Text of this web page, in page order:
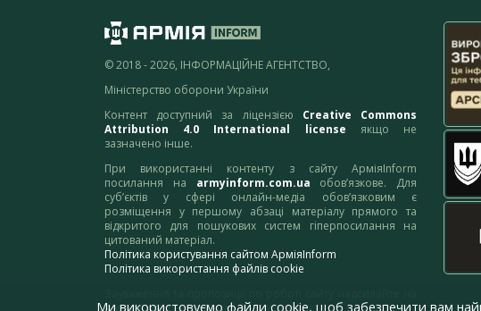
© 2018 - 2026, ІНФОРМАЦІЙНЕ АГЕНТСТВО,
Міністерство оборони України
Контент доступний за ліцензією Creative Commons
Attribution 4.0 International license якщо не
зазначено інше.
При використанні контенту з сайту АрміяInform
посилання на armyinform.com.ua обов’язкове. Для
суб’єктів у сфері онлайн-медіа обов’язковим є
розміщення у першому абзаці матеріалу прямого та
відкритого для пошукових систем гіперпосилання на
цитований матеріал.
Політика користування сайтом АрміяInform
Політика використання файлів cookie
Ми використовуємо файли cookie, щоб забезпечити вам